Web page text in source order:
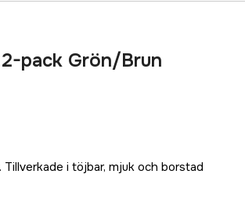
pack Grön/Brun
i töjbar, mjuk och borstad